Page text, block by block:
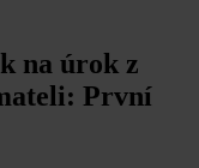
na úrok z
První